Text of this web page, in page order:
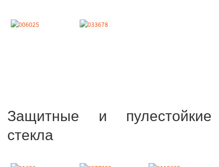
Защитные и пулестойкие
стекла